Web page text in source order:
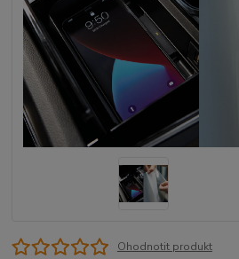
Ohodnotit produkt